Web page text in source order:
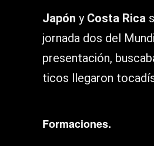
Japón y Costa Rica
jornada dos del
presentación,
ticos llegaron
Formaciones.